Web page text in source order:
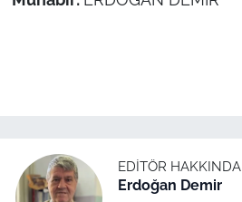
EDITÖR HAKKINDA
Erdoğan Demir